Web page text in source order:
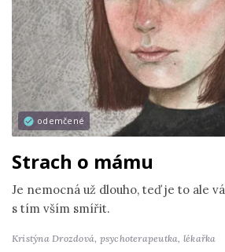
odemčené
Strach o mámu
Je nemocná už dlouho, teď je to ale
s tím vším smířit.
Kristýna Drozdová, psychoterapeutka, lékařka